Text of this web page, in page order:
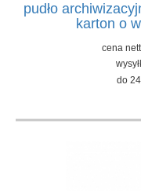
pudło
karton o
cena
do